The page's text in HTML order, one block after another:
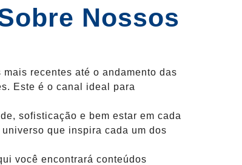
Nossos
recentes até o andamento das
Este é o canal ideal para
sofisticação e bem estar em cada
que inspira cada um dos
você encontrará conteúdos